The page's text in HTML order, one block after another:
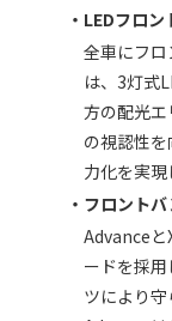
・LEDフロ
全車にフ
は、3灯式
方の配光
の視認性
力化を実現
・フロント
Advanceと
ードを採
ツにより